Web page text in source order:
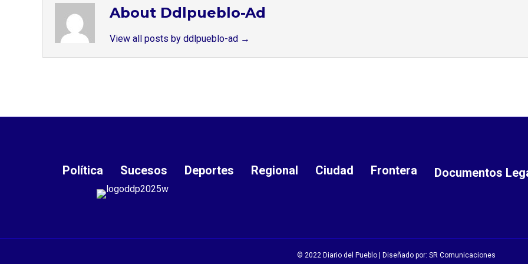
About Ddlpueblo-Ad
View all posts by ddlpueblo-ad →
Política Sucesos Deportes Regional Ciudad Frontera Documentos
© 2022 Diario del Pueblo | Diseñado por: SR Comunicaciones